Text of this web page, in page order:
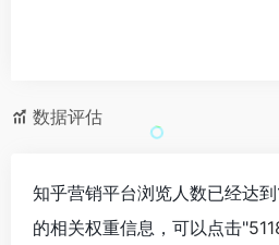
数据评估
知乎营销平台浏览人数已经达
的相关权重信息，可以点击"